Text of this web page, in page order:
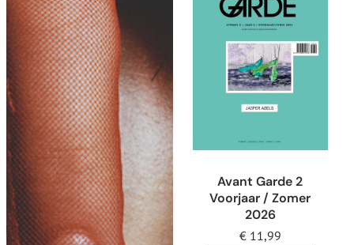
Avant Garde 2
Voorjaar / Zomer
2026
€11,99